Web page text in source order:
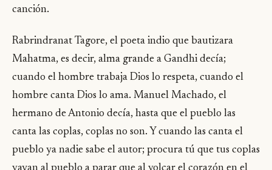
canción.
Rabrindranat Tagore, el poeta indio que bautizara
Mahatma, es decir, alma grande a Gandhi decía;
cuando el hombre trabaja Dios lo respeta, cuando el
hombre canta Dios lo ama. Manuel Machado, el
hermano de Antonio decía, hasta que el pueblo las
canta las coplas, coplas no son. Y cuando las canta el
pueblo ya nadie sabe el autor; procura tú que tus coplas